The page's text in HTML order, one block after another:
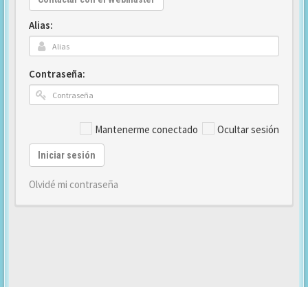
Alias:
Contraseña:
Mantenerme conectado Ocultar sesión
Iniciar sesión
Olvidé mi contraseña